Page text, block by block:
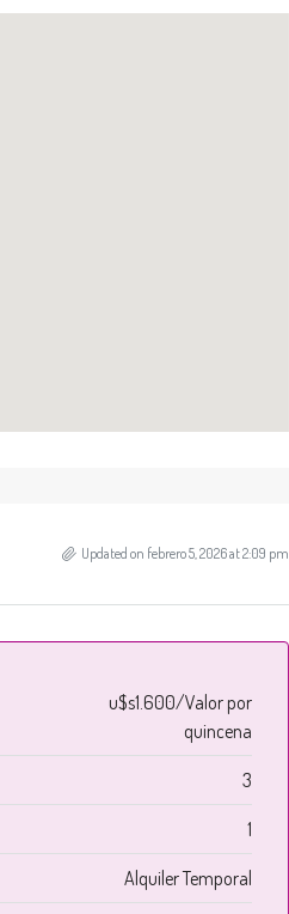
Updated on febrero 5, 2026 at 2:09 pm
u$s1.600/Valor por
quincena
3
1
Alquiler Temporal